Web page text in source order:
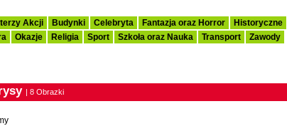
Akcji Budynki Celebryta Fantazja oraz Horror Historyczne
Okazje Religia Sport Szkoła oraz Nauka Transport Zawody
| 8 Obrazki